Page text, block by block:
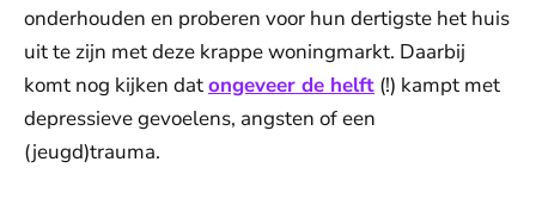
onderhouden en proberen voor hun dertigste het huis
uit te zijn met deze krappe woningmarkt. Daarbij
komt nog kijken datongeveer de helft (!) kampt met
depressieve gevoelens, angsten of een
(jeugd)trauma.